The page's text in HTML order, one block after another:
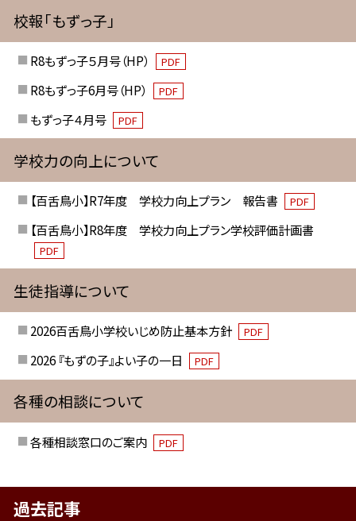
校報「もずっ子」
R8もずっ子５月号（HP） PDF
R8もずっ子6月号（HP） PDF
もずっ子４月号 PDF
学校力の向上について
【百舌鳥小】R7年度 学校力向上プラン 報告書 PDF
【百舌鳥小】R8年度 学校力向上プラン学校評価計画書
PDF
生徒指導について
2026百舌鳥小学校いじめ防止基本方針 PDF
2026 『もずの子』よい子の一日 PDF
各種の相談について
各種相談窓口のご案内 PDF
過去記事